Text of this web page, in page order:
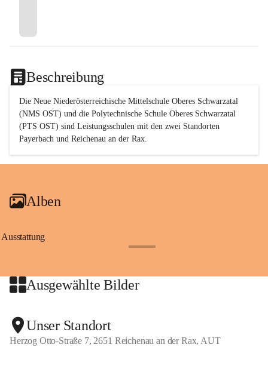
Beschreibung
Die Neue Niederösterreichische Mittelschule Oberes Schwarzatal
(NMS OST) und die Polytechnische Schule Oberes Schwarzatal
(PTS OST) sind Leistungsschulen mit den zwei Standorten
Payerbach und Reichenau an der Rax.
Alben
Ausstattung
Ausgewählte Bilder
Unser Standort
Herzog Otto-Straße 7, 2651 Reichenau an der Rax, AUT